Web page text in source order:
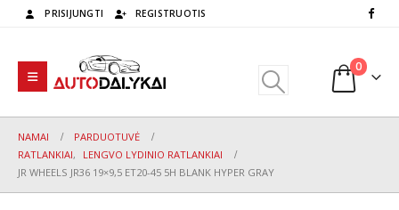
PRISIJUNGTI REGISTRUOTIS
0
NAMAI
PARDUOTUVĖ
RATLANKIAI,
LENGVO LYDINIO RATLANKIAI
JR WHEELS JR36 19×9,5 ET20-45 5H BLANK HYPER GRAY